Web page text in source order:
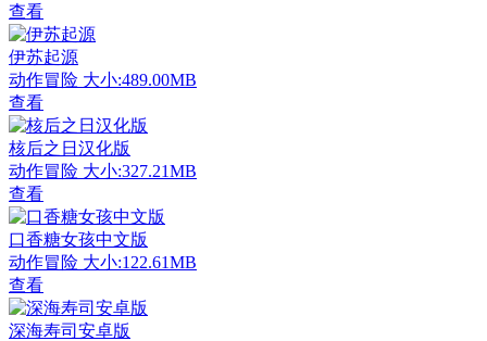
查看
伊苏起源
动作冒险 大小:489.00MB
查看
核后之日汉化版
动作冒险 大小:327.21MB
查看
口香糖女孩中文版
动作冒险 大小:122.61MB
查看
深海寿司安卓版